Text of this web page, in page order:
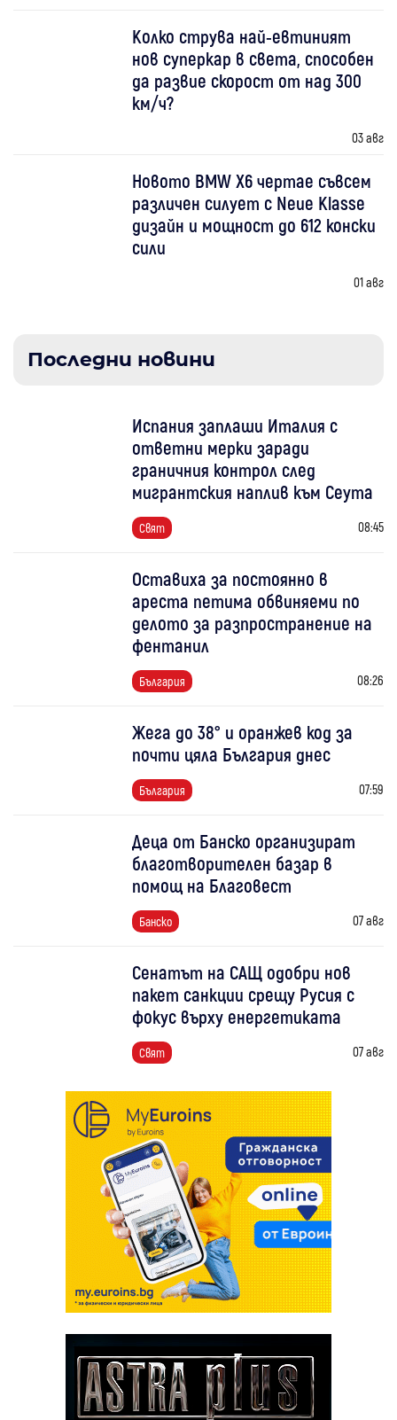
Колко струва най-евтиният
нов суперкар в света, способен
да развие скорост от над 300
км/ч?
03 авг
Новото BMW X6 чертае съвсем
различен силует с Neue Klasse
дизайн и мощност до 612 конски
сили
01 авг
Последни новини
Испания заплаши Италия с
ответни мерки заради
граничния контрол след
мигрантския наплив към Сеута
Свят 08:45
Оставиха за постоянно в
ареста петима обвиняеми по
делото за разпространение на
фентанил
България 08:26
Жега до 38° и оранжев код за
почти цяла България днес
България 07:59
Деца от Банско организират
благотворителен базар в
помощ на Благовест
Банско 07 авг
Сенатът на САЩ одобри нов
пакет санкции срещу Русия с
фокус върху енергетиката
Свят 07 авг